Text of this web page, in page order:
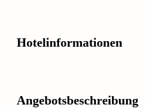
Hotelinformationen
Angebotsbeschreibung